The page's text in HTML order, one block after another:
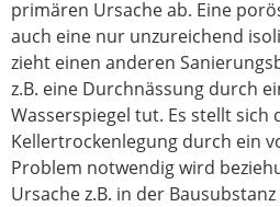
primären Ursache ab. Eine
auch eine nur unzureichend
zieht einen anderen
z.B. eine Durchnässung durch
Wasserspiegel tut. Es stellt sich
Kellertrockenlegung durch ein
Problem notwendig wird
Ursache z.B. in der